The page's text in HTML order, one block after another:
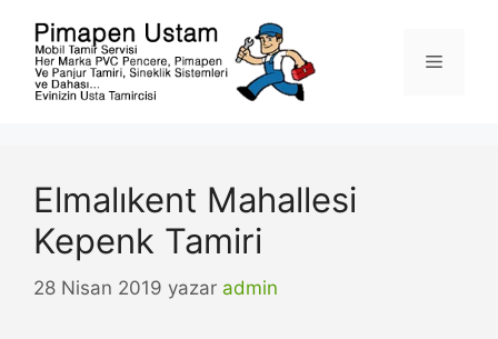
Menü
Elmalıkent Mahallesi
Kepenk Tamiri
28 Nisan 2019 yazar admin